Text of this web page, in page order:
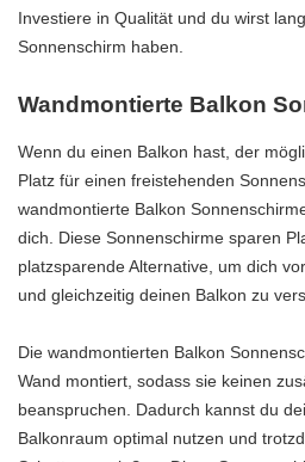
Investiere in Qualität und du wirst
Sonnenschirm haben.
Wandmontierte Balkon
Wenn du einen Balkon hast, der
Platz für einen freistehenden
wandmontierte Balkon
dich. Diese Sonnenschirme sparen
platzsparende Alternative, um dich
und gleichzeitig deinen Balkon zu
Die wandmontierten Balkon
Wand montiert, sodass sie keinen
beanspruchen. Dadurch kannst du
Balkonraum optimal nutzen und